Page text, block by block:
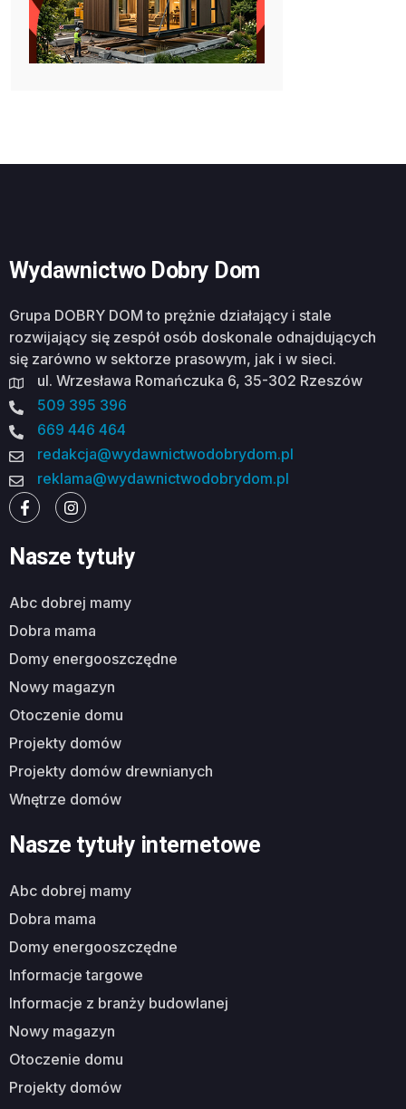
Wydawnictwo Dobry Dom
Grupa DOBRY DOM to prężnie działający i stale
rozwijający się zespół osób doskonale odnajdujących
się zarówno w sektorze prasowym, jak i w sieci.
ul. Wrzesława Romańczuka 6, 35-302 Rzeszów
509 395 396
669 446 464
redakcja@wydawnictwodobrydom.pl
reklama@wydawnictwodobrydom.pl
Nasze tytuły
abc dobrej mamy
dobra mama
domy energooszczędne
nowy magazyn
otoczenie domu
projekty domów
projekty domów drewnianych
wnętrze domów
Nasze tytuły internetowe
abc dobrej mamy
dobra mama
domy energooszczędne
informacje targowe
informacje z branży budowlanej
nowy magazyn
otoczenie domu
projekty domów